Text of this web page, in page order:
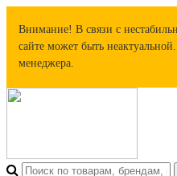
Внимание! В связи с
сайте может быть
менеджера.